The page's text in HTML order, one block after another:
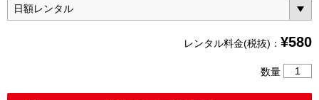
レンタル料金(税抜)： ¥580
数量